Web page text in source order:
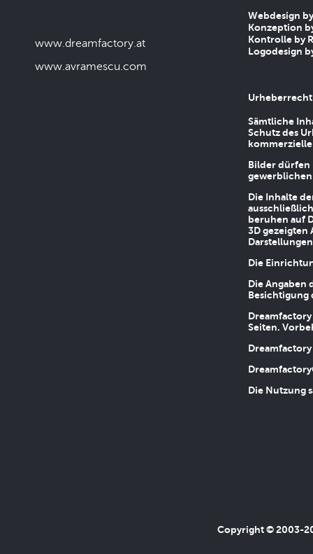
www.dreamfactory.at
www.avramescu.com
Webdesign
Konzeption
Kontrolle by
Logodesign
Urheberrecht
Sämtliche
Schutz des
Bilder dürfen
Die Inhalte
beruhen auf
3D gezeigten
Die
Die
Besichtigung
Seiten.
Die Nutzung
Copyright © 2003-